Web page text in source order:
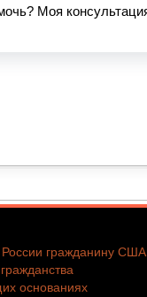
России гражданину
основаниях